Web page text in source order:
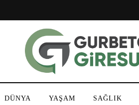
DÜNYA YAŞAM SAĞLIK